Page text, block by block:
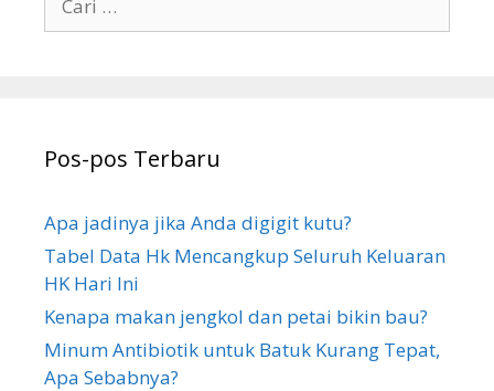
t
k
Pos-pos Terbaru
Apa jadinya jika Anda digigit kutu?
Tabel Data Hk Mencangkup Seluruh Keluaran
HK Hari Ini
Kenapa makan jengkol dan petai bikin bau?
Minum Antibiotik untuk Batuk Kurang Tepat,
Apa Sebabnya?